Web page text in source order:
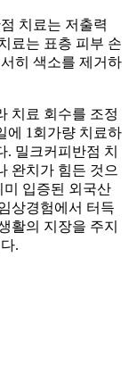
치료는 저출력
료는 표층 피부 손
히 색소를 제거하
치료 회수를 조정
에 1회가량 치료하
밀크커피반점 치
완치가 힘든 것으
미 입증된 외국산
상경험에서 터득
활의 지장을 주지
.